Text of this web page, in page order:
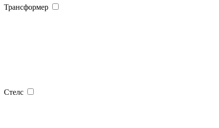
Трансформер
Стелс